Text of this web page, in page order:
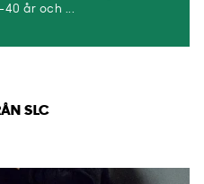
år och ...
SLC